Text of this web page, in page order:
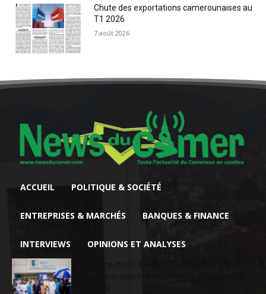
Chute des exportations camerounaises au
T1 2026
7 août 2026
ACCUEIL POLITIQUE & SOCIÉTÉ
ENTREPRISES & MARCHÉS BANQUES & FINANCE
INTERVIEWS OPINIONS ET ANALYSES